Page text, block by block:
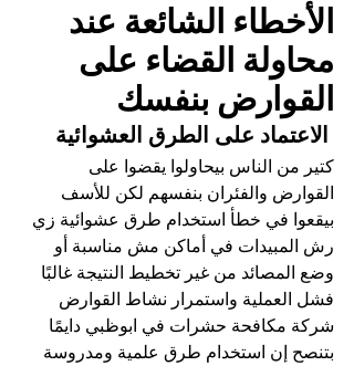
الأخطاء الشائعة عند
محاولة القضاء على
القوارض بنفسك
كتير من الناس بيحاولوا يقضوا على
القوارض والفئران بنفسهم لكن للأسف
بيقعوا في خطأ استخدام طرق عشوائية زي
رش المبيدات في أماكن مش مناسبة أو
وضع المصائد من غير تخطيط النتيجة غالبًا
فشل العملية واستمرار نشاط القوارض
شركة مكافحة حشرات في ابوظبي دايمًا
بتنصح إن استخدام طرق علمية ومدروسة